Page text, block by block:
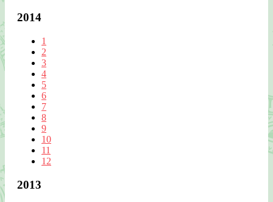
2014
1
2
3
4
5
6
7
8
9
10
11
12
2013